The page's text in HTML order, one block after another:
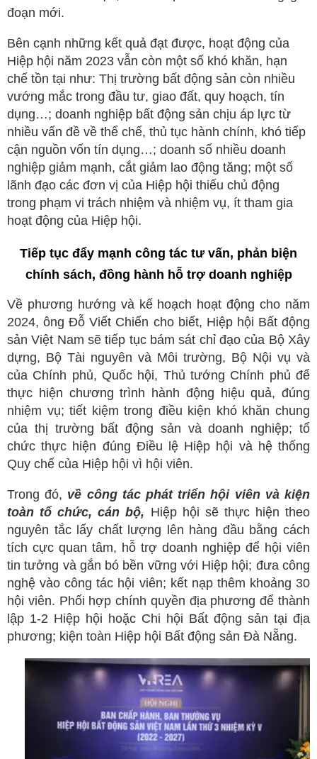
đoạn mới.
Bên cạnh những kết quả đạt được, hoạt động của
Hiệp hội năm 2023 vẫn còn một số khó khăn, hạn
chế tồn tại như: Thị trường bất động sản còn nhiều
vướng mắc trong đầu tư, giao đất, quy hoạch, tín
dụng…; doanh nghiệp bất động sản chịu áp lực từ
nhiều vấn đề về thể chế, thủ tục hành chính, khó tiếp
cận nguồn vốn tín dụng…; doanh số nhiều doanh
nghiệp giảm mạnh, cắt giảm lao động tăng; một số
lãnh đạo các đơn vị của Hiệp hội thiếu chủ động
trong phạm vi trách nhiệm và nhiệm vụ, ít tham gia
hoạt động của Hiệp hội.
Tiếp tục đẩy mạnh công tác tư vấn, phản biện
chính sách, đồng hành hỗ trợ doanh nghiệp
Về phương hướng và kế hoạch hoạt động cho năm
2024, ông Đỗ Viết Chiến cho biết, Hiệp hội Bất động
sản Việt Nam sẽ tiếp tục bám sát chỉ đạo của Bộ Xây
dựng, Bộ Tài nguyên và Môi trường, Bộ Nội vụ và
của Chính phủ, Quốc hội, Thủ tướng Chính phủ để
thực hiện chương trình hành động hiệu quả, đúng
nhiệm vụ; tiết kiệm trong điều kiện khó khăn chung
của thị trường bất động sản và doanh nghiệp; tổ
chức thực hiện đúng Điều lệ Hiệp hội và hệ thống
Quy chế của Hiệp hội vì hội viên.
Trong đó, về công tác phát triển hội viên và kiện
toàn tổ chức, cán bộ, Hiệp hội sẽ thực hiện theo
nguyên tắc lấy chất lượng lên hàng đầu bằng cách
tích cực quan tâm, hỗ trợ doanh nghiệp để hội viên
tin tưởng và gắn bó bền vững với Hiệp hội; đưa công
nghệ vào công tác hội viên; kết nạp thêm khoảng 30
hội viên. Phối hợp chính quyền địa phương để thành
lập 1-2 Hiệp hội hoặc Chi hội Bất động sản tại địa
phương; kiện toàn Hiệp hội Bất động sản Đà Nẵng.